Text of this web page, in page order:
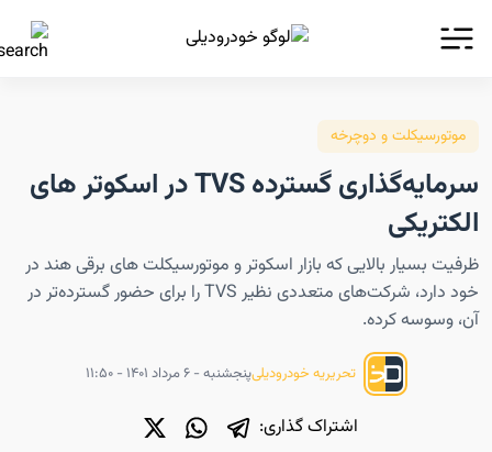
موتورسیکلت و دوچرخه
سرمایه‌گذاری گسترده TVS در اسکوتر های
الکتریکی
ظرفیت بسیار بالایی که بازار اسکوتر و موتورسیکلت های برقی هند در
خود دارد، شرکت‌های متعددی نظیر TVS را برای حضور گسترده‌تر در
آن، وسوسه کرده.
تحریریه خودرودیلیپنجشنبه - ۶ مرداد ۱۴۰۱ - ۱۱:۵۰
اشتراک گذاری: